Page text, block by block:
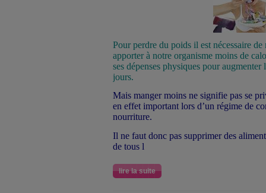
Pour perdre du poids il est nécessaire
apporter à notre organisme moins de
ses dépenses physiques pour augmenter
jours.
Mais manger moins ne signifie pas se
en effet important lors d’un régime de
nourriture.
Il ne faut donc pas supprimer des
de tous l
lire la suite